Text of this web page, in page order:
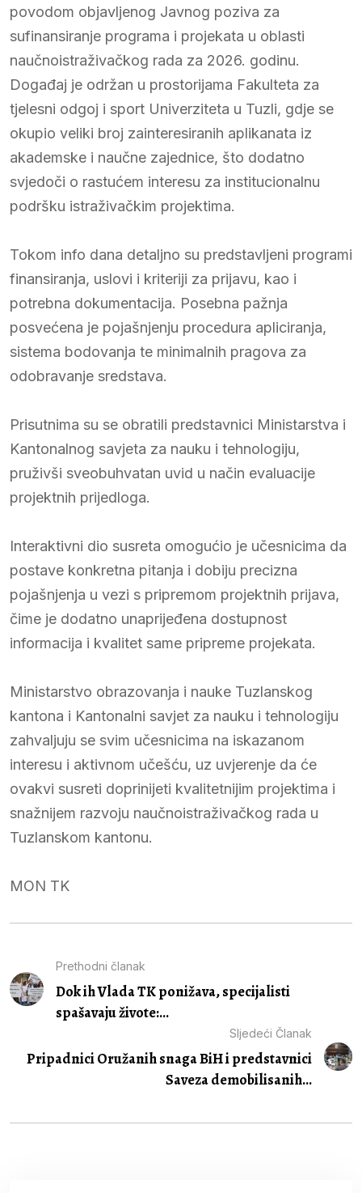
povodom objavljenog Javnog poziva za
sufinansiranje programa i projekata u oblasti
naučnoistraživačkog rada za 2026. godinu.
Događaj je održan u prostorijama Fakulteta za
tjelesni odgoj i sport Univerziteta u Tuzli, gdje se
okupio veliki broj zainteresiranih aplikanata iz
akademske i naučne zajednice, što dodatno
svjedoči o rastućem interesu za institucionalnu
podršku istraživačkim projektima.
Tokom info dana detaljno su predstavljeni programi
finansiranja, uslovi i kriteriji za prijavu, kao i
potrebna dokumentacija. Posebna pažnja
posvećena je pojašnjenju procedura apliciranja,
sistema bodovanja te minimalnih pragova za
odobravanje sredstava.
Prisutnima su se obratili predstavnici Ministarstva i
Kantonalnog savjeta za nauku i tehnologiju,
pruživši sveobuhvatan uvid u način evaluacije
projektnih prijedloga.
Interaktivni dio susreta omogućio je učesnicima da
postave konkretna pitanja i dobiju precizna
pojašnjenja u vezi s pripremom projektnih prijava,
čime je dodatno unaprijeđena dostupnost
informacija i kvalitet same pripreme projekata.
Ministarstvo obrazovanja i nauke Tuzlanskog
kantona i Kantonalni savjet za nauku i tehnologiju
zahvaljuju se svim učesnicima na iskazanom
interesu i aktivnom učešću, uz uvjerenje da će
ovakvi susreti doprinijeti kvalitetnijim projektima i
snažnijem razvoju naučnoistraživačkog rada u
Tuzlanskom kantonu.
MON TK
Prethodni članak
Dok ih Vlada TK ponižava, specijalisti
spašavaju živote:...
Sljedeći Članak
Pripadnici Oružanih snaga BiH i predstavnici
Saveza demobilisanih...